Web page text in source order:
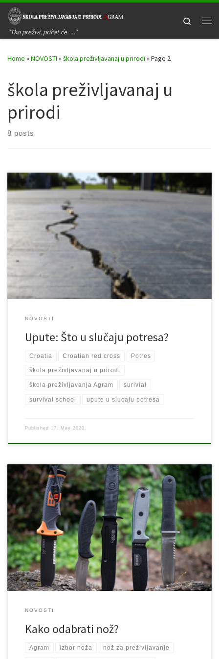
Skip to content
"Tko preživi, pričat će…."
Search
Home »NOVOSTI »škola preživljavanaj u prirodi »Page 2
škola preživljavanaj u
prirodi
8 posts
Bez ikakve namjere da stvaramo paniku, jer seizmološke
aktivnosti jednostavno nije moguće predvidjeti, možda nije loše
podsjetiti se na pravila ponašanja kojih se valja držati u slučaju
jačih potresa, a koje je pripremio zagrebački Ured za upravljanje
hitnim situacijama. Slično savjetuju i iz Državne uprave za zaštitu i
spašavanje. A podučavaju […]
NOVOSTI
Upute: Što u slučaju potresa?
Croatia Croatian red cross Potres
škola preživljavanaj u prirodi
škola preživljavanja Agram surivial
survival school upute u slucaju potresa
Published 17. May 2020.
Većina ljudi zamišlja nož za preživljavanje što većim komadom
oštrog, skupocjenog čelika, sa šupljom drškom prepunom svega i
velikim zupcima na drugoj strani oštrice poput Ramba. Naprotiv,
baš takav nož ne treba izabrati. U Školi preživljavanja učimo da
postoje 6 vrsti oštrica. Preklopni noževi, noževi sa fiksnom
oštricom, mačete, sjekire, […]
NOVOSTI
Kako odabrati nož?
Agram izbor noža nož za preživljavanje